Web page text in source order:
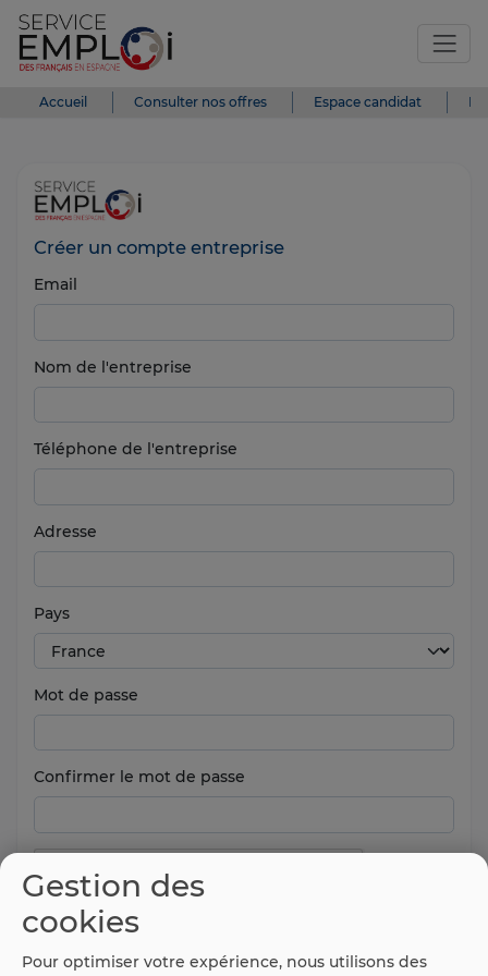
Accueil Consulter nos offres Espace candidat
Créer un compte entreprise
Email
Nom de l'entreprise
Téléphone de l'entreprise
Adresse
Pays
Mot de passe
Confirmer le mot de passe
Gestion des
cookies
Pour optimiser votre expérience, nous utilisons des